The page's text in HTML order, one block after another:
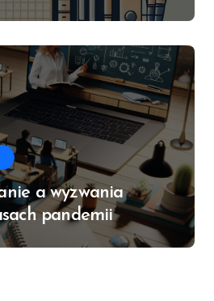
a wyzwania
pandemii